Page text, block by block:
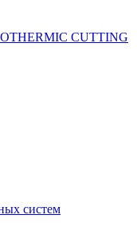
CUTTING
систем